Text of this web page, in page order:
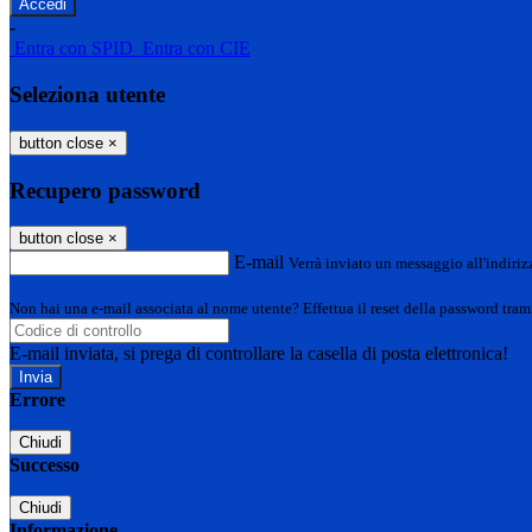
-
Entra con SPID Entra con CIE
Seleziona utente
button close ×
Recupero password
button close ×
E-mail Verrà inviato un messaggio
Non hai una e-mail associata al nome utente? Effettua il reset della password
E-mail inviata, si prega di controllare la casella di posta elettronica!
Errore
Chiudi
Successo
Chiudi